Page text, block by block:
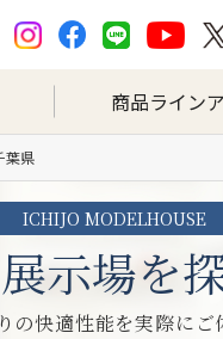
商品ライン
葉県
ICHIJO MODELHOUSE
示場を
の快適性能を実際にご